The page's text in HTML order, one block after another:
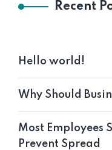
Recent
Hello world!
Why Should
Most Employees
Prevent Spread